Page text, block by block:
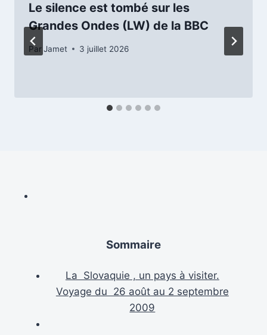
Le silence est tombé sur les
Grandes Ondes (LW) de la BBC
ParJamet 3 juillet 2026
Sommaire
La Slovaquie , un pays à visiter.
Voyage du 26 août au 2 septembre
2009